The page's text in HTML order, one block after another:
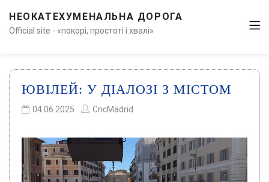
НЕОКАТЕХУМЕНАЛЬНА ДОРОГА
Official site - «покорі, простоті і хвалі»
ЮВІЛЕЙ: У ДІАЛОЗІ З МІСТОМ
04.06.2025 CncMadrid